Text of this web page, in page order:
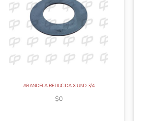
ARANDELA REDUCIDA X UND 3/4
$0